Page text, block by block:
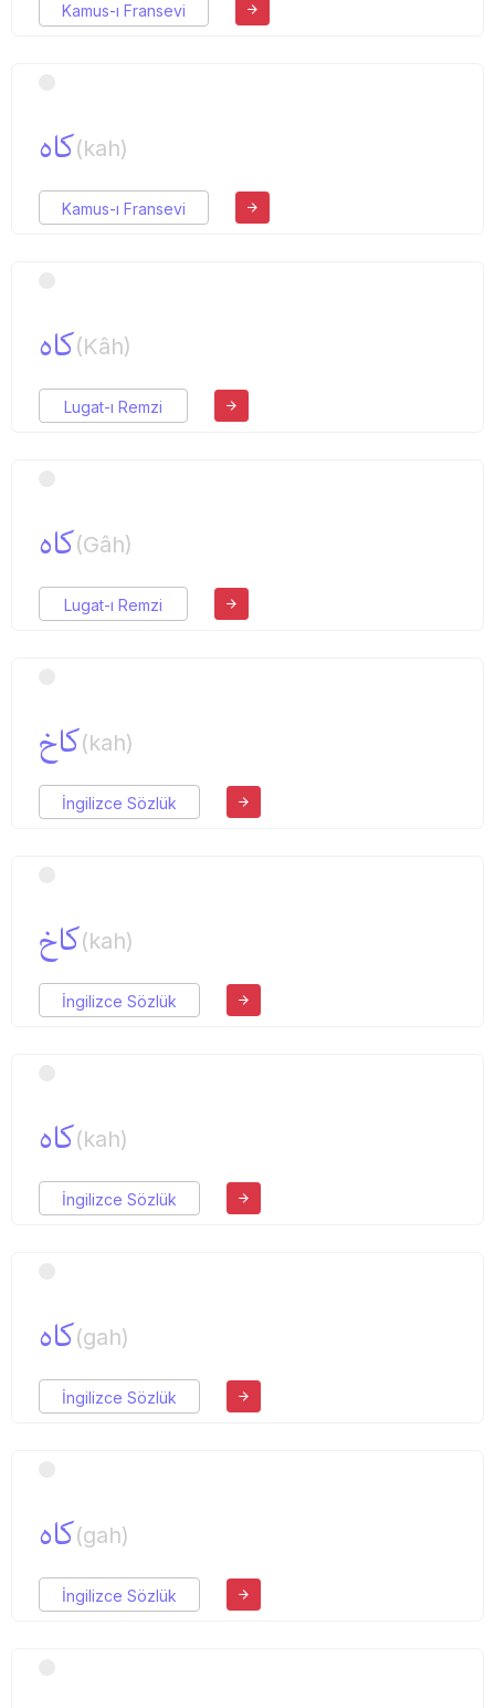
Kamus-ı Fransevi
كاه(kah)
Kamus-ı Fransevi
كاه(Kâh)
Lugat-ı Remzi
كاه(Gâh)
Lugat-ı Remzi
كاخ(kah)
İngilizce Sözlük
كاخ(kah)
İngilizce Sözlük
كاه(kah)
İngilizce Sözlük
كاه(gah)
İngilizce Sözlük
كاه(gah)
İngilizce Sözlük